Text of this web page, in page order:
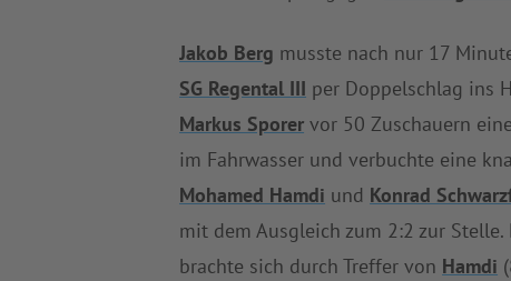
Jakob Berg musste nach nur 17
SG Regental III per Doppelschlag ins
Markus Sporer vor 50 Zuschauern
im Fahrwasser und verbuchte eine
Mohamed Hamdi und Konrad
mit dem Ausgleich zum 2:2 zur
brachte sich durch Treffer von Hamdi